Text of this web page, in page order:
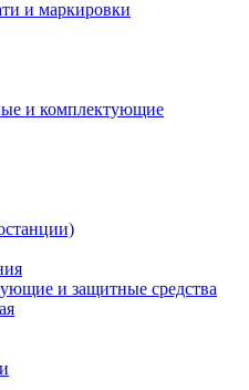
и маркировки
и комплектующие
и защитные средства